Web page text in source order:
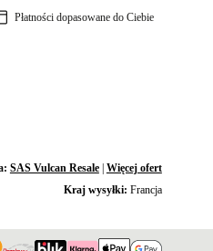
Płatności dopasowane do Ciebie
SAS Vulcan Resale| Więcej ofert
Kraj wysyłki: Francja